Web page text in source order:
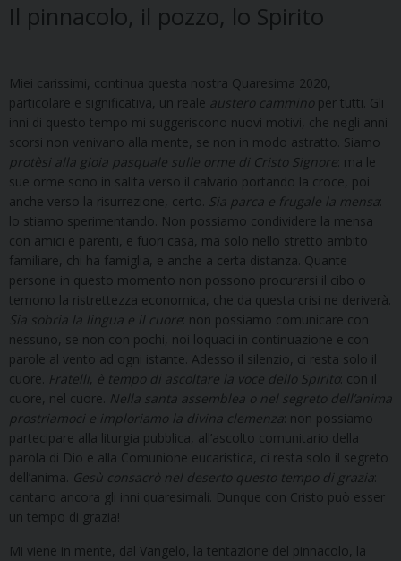
Il pinnacolo, il pozzo, lo Spirito
Miei carissimi, continua questa nostra Quaresima 2020,
particolare e significativa, un reale austero cammino per tutti. Gli
inni di questo tempo mi suggeriscono nuovi motivi, che negli anni
scorsi non venivano alla mente, se non in modo astratto. Siamo
protèsi alla gioia pasquale sulle orme di Cristo Signore : ma le
sue orme sono in salita verso il calvario portando la croce, poi
anche verso la risurrezione, certo. Sia parca e frugale la mensa
lo stiamo sperimentando. Non possiamo condividere la mensa
con amici e parenti, e fuori casa, ma solo nello stretto ambito
familiare, chi ha famiglia, e anche a certa distanza. Quante
persone in questo momento non possono procurarsi il cibo o
temono la ristrettezza economica, che da questa crisi ne deriverà.
Sia sobria la lingua e il cuore : non possiamo comunicare con
nessuno, se non con pochi, noi loquaci in continuazione e con
parole al vento ad ogni istante. Adesso il silenzio, ci resta solo il
cuore. Fratelli, è tempo di ascoltare la voce dello Spirito : con il
cuore, nel cuore. Nella santa assemblea o nel segreto dell’anima
prostriamoci e imploriamo la divina clemenza : non possiamo
partecipare alla liturgia pubblica, all’ascolto comunitario della
parola di Dio e alla Comunione eucaristica, ci resta solo il segreto
dell’anima. Gesù consacrò nel deserto questo tempo di grazia
cantano ancora gli inni quaresimali. Dunque con Cristo può esser
un tempo di grazia!
Mi viene in mente, dal Vangelo, la tentazione del pinnacolo, la